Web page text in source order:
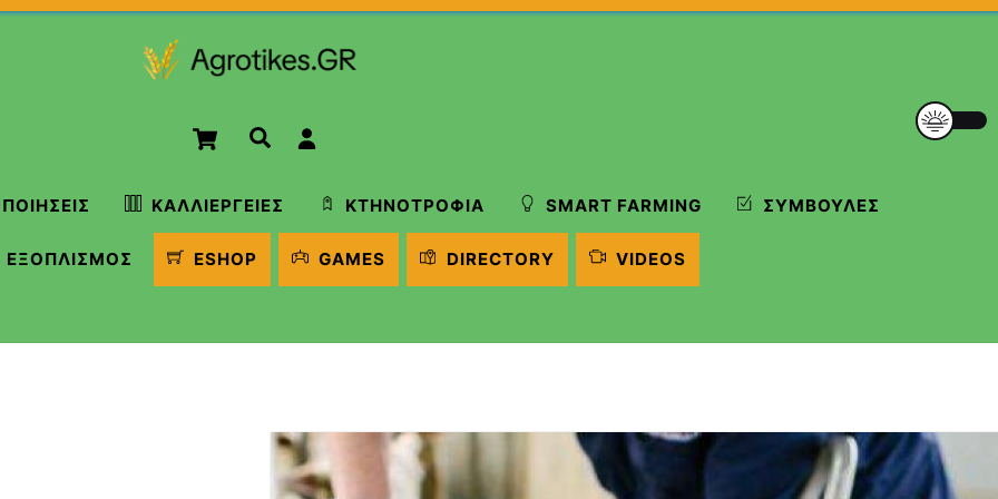
Cart Αναζήτηση
ΚΑΛΛΙΈΡΓΕΙΕΣ ΚΤΗΝΟΤΡΟΦΊΑ SMART FARMING ΣΥΜΒΟΥΛΈΣ
ΕΞΟΠΛΙΣΜΌΣ ESHOP GAMES DIRECTORY VIDEOS